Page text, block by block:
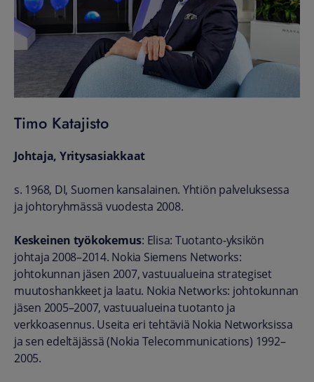
Timo Katajisto
Johtaja, Yritysasiakkaat
s. 1968, DI, Suomen kansalainen. Yhtiön palveluksessa
ja johtoryhmässä vuodesta 2008.
Keskeinen työkokemus: Elisa: Tuotanto-yksikön
johtaja 2008–2014. Nokia Siemens Networks:
johtokunnan jäsen 2007, vastuualueina strategiset
muutoshankkeet ja laatu. Nokia Networks: johtokunnan
jäsen 2005–2007, vastuualueina tuotanto ja
verkkoasennus. Useita eri tehtäviä Nokia Networksissa
ja sen edeltäjässä (Nokia Telecommunications) 1992–
2005.